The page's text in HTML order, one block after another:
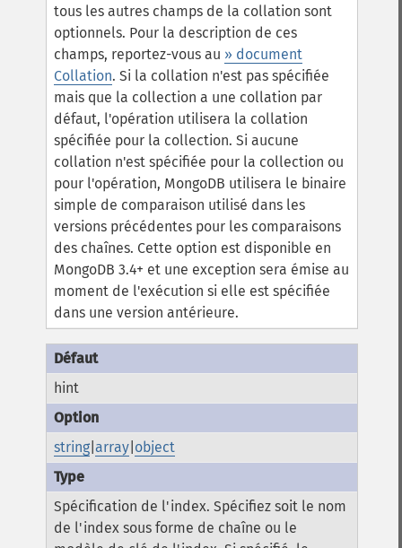
tous les autres champs de la collation sont
optionnels. Pour la description de ces
champs, reportez-vous au » document
Collation.Si la collation n'est pas spécifiée
mais que la collection a une collation par
défaut, l'opération utilisera la collation
spécifiée pour la collection. Si aucune
collation n'est spécifiée pour la collection ou
pour l'opération, MongoDB utilisera le binaire
simple de comparaison utilisé dans les
versions précédentes pour les comparaisons
des chaînes. Cette option est disponible en
MongoDB 3.4+ et une exception sera émise au
moment de l'exécution si elle est spécifiée
dans une version antérieure.
hint
string |array object
Spécification de l'index. Spécifiez soit le nom
de l'index sous forme de chaîne ou le